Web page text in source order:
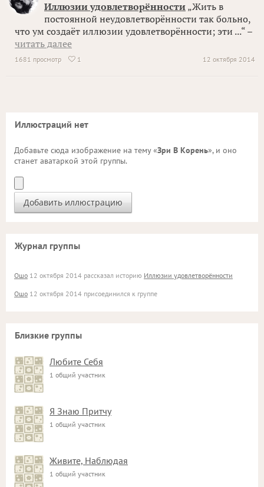
Иллюзии удовлетворённости „Жить в
постоянной неудовлетворённости так больно,
что ум создаёт иллюзии удовлетворённости; эти ...“ –
читать далее
12 октября 2014
1681 просмотр  1
Иллюстраций нет
Добавьте сюда изображение на тему «Зри В Корень», и оно
станет аватаркой этой группы.
Журнал группы
Ошо 12 октября 2014 рассказал историю Иллюзии удовлетворённости
Ошо 12 октября 2014 присоединился к группе
Близкие группы
Любите Себя
1 общий участник
Я Знаю Притчу
1 общий участник
Живите, Наблюдая
1 общий участник